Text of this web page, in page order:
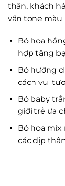
thân, khách
vấn tone màu
Bó hoa
hợp tặng
Bó hướng
cách vui
Bó baby
giới trẻ ưa
Bó hoa mix
các dịp